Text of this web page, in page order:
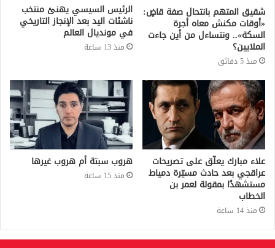
شقيق المتهم بانتحال صفة قاضٍ:
«أوقات مكنش معاه أجرة
السكة».. ونتساءل من أين جاءت
الملايين؟
منذ 5 دقائق
الرئيس السيسي يهنئ منتخب
ناشئات اليد بعد الإنجاز التاريخي
في مونديال العالم
منذ 13 ساعة
علاء مبارك يعلّق على تصريحات
عراقجي بعد حادث مسيّرة دمياط
مستشهدًا بمقولة لعمر بن
الخطاب
منذ 14 ساعة
هروب سبتة أم هروب غيرها
منذ 15 ساعة